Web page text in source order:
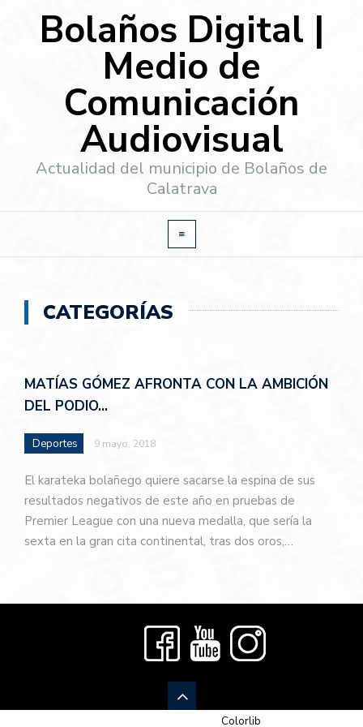
Bolaños Digital |
Medio de
Comunicación
Audiovisual
Actualidad del municipio de Bolaños de
Calatrava
CATEGORÍAS
MATÍAS GÓMEZ AFRONTA CON LA AMBICIÓN
DEL PODIO…
Deportes 9 mayo, 2018
El karateka bolañego quiere sacarse la espina de sus
resultados negativos de este año en pruebas de
Premier League con una nueva medalla, que sería la
sexta en la gran cita continental, tras dos oros,…
Colorlib